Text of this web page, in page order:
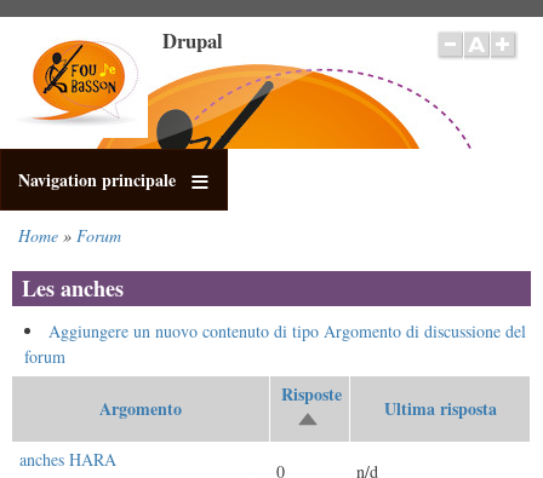
contenuto
principale
Drupal
Navigation principale
di
pane
Home Forum
Les anches
Aggiungere un nuovo contenuto di tipo Argomento di discussione del
forum
Argomento
Risposte
Ordina
in
Ultima risposta
Discussione
anches HARA
0 n/d